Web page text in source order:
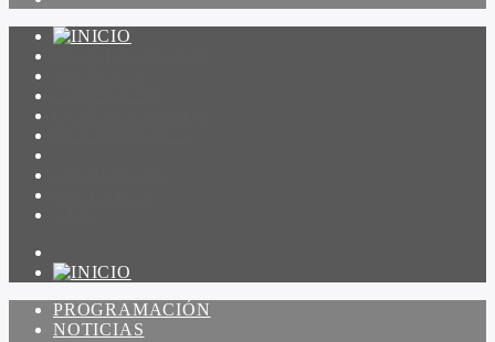
PROGRAMACIÓN
NOTICIAS